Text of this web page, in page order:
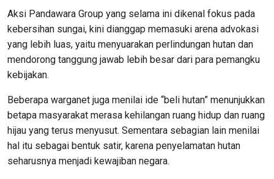
Aksi Pandawara Group yang selama ini dikenal fokus pada
kebersihan sungai, kini dianggap memasuki arena advokasi
yang lebih luas, yaitu menyuarakan perlindungan hutan dan
mendorong tanggung jawab lebih besar dari para pemangku
kebijakan.
Beberapa warganet juga menilai ide “beli hutan” menunjukkan
betapa masyarakat merasa kehilangan ruang hidup dan ruang
hijau yang terus menyusut. Sementara sebagian lain menilai
hal itu sebagai bentuk satir, karena penyelamatan hutan
seharusnya menjadi kewajiban negara.